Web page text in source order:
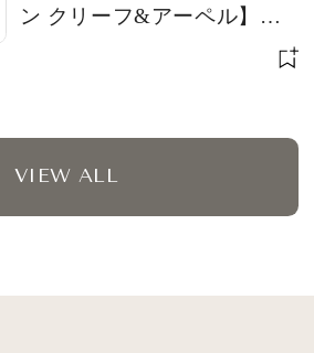
ン クリーフ&アーペル】
VIEW ALL